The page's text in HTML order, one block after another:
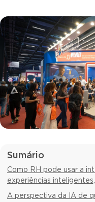
Sumário
Como RH pode usar a
experiências
A perspectiva da IA de